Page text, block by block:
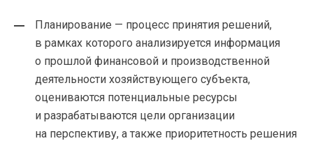
Планирование — процесс принятия решений,
в рамках которого анализируется информация
о прошлой финансовой и производственной
деятельности хозяйствующего субъекта,
оцениваются потенциальные ресурсы
и разрабатываются цели организации
на перспективу, а также приоритетность решения